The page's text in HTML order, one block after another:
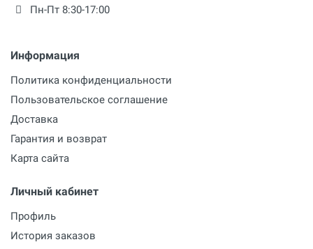
Пн-Пт 8:30-17:00
Информация
Политика конфиденциальности
Пользовательское соглашение
Доставка
Гарантия и возврат
Карта сайта
Личный кабинет
Профиль
История заказов